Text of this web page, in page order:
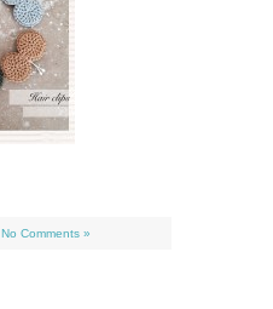
No Comments »